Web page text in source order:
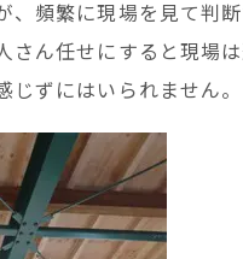
頻繁に現場を見て判断
ん任せにすると現場
ずにはいられません。